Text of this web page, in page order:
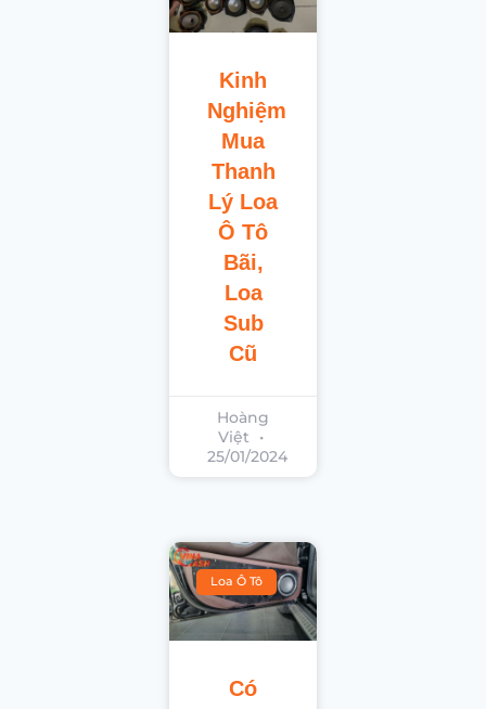
Kinh
Nghiệm
Mua
Thanh
Lý Loa
Ô Tô
Bãi,
Loa
Sub
Cũ
Hoàng
Việt
25/01/2024
Loa Ô Tô
Có